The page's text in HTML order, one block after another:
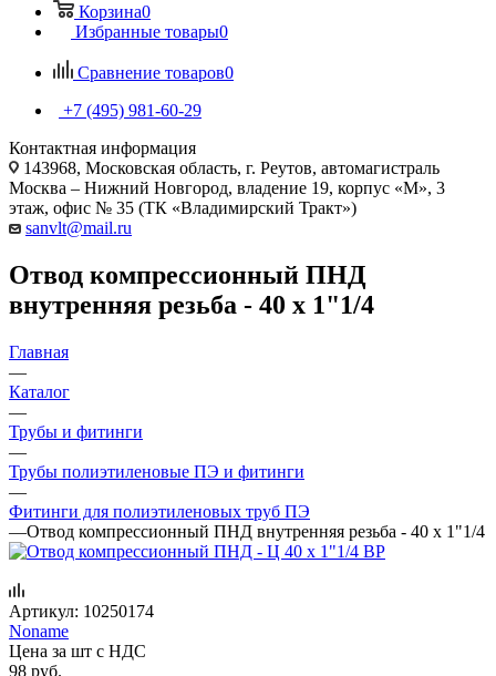
Корзина0
Избранные товары0
Сравнение товаров0
+7 (495) 981-60-29
Контактная информация
143968, Московская область, г. Реутов, автомагистраль
Москва – Нижний Новгород, владение 19, корпус «М», 3
этаж, офис № 35 (ТК «Владимирский Тракт»)
sanvlt@mail.ru
Отвод компрессионный ПНД
внутренняя резьба - 40 х 1"1/4
Главная
—
Каталог
—
Трубы и фитинги
—
Трубы полиэтиленовые ПЭ и фитинги
—
Фитинги для полиэтиленовых труб ПЭ
—Отвод компрессионный ПНД внутренняя резьба - 40 х 1"1/4
Артикул: 10250174
Noname
Цена за шт с НДС
98 руб.